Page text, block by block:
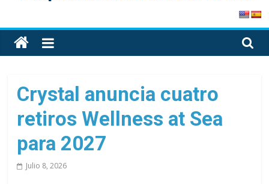
PortalCruceros
Toda
la
de
cruceros
en
un
solo
sitio
Crystal anuncia cuatro
retiros Wellness at Sea
para 2027
Julio 8, 2026